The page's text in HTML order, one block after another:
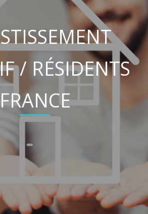
/ RÉSIDENTS
FRANCE